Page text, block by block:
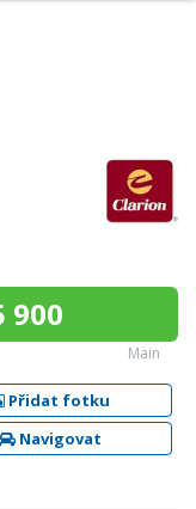
900
Main
Přidat fotku
Navigovat